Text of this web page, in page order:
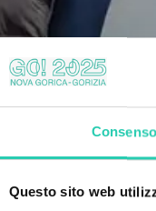
Consenso
Questo sito web